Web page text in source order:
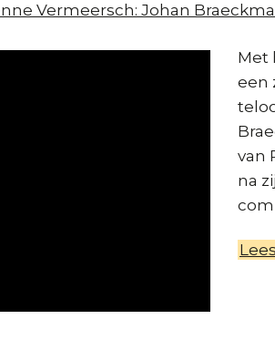
Vermeersch: Johan
Met
een
van
na